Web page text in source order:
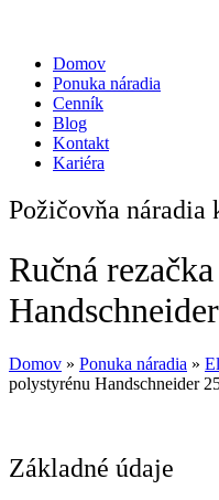
Domov
Ponuka náradia
Cenník
Blog
Kontakt
Kariéra
Požičovňa náradia
Ručná
Domov » Ponuka náradia »
polystyrénu Handschneider
Základné údaje